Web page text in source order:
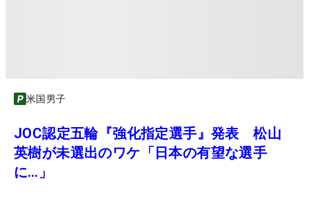
米国男子
JOC認定五輪『強化指定選手』発表 松山
英樹が未選出のワケ「日本の有望な選手
に…」